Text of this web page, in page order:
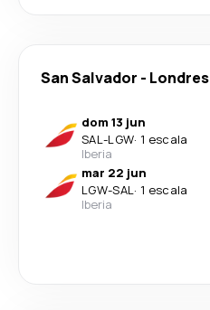
San Salvador - Londres
dom 13 jun
SAL-LGW· 1 escala
Iberia
mar 22 jun
LGW-SAL· 1 escala
Iberia